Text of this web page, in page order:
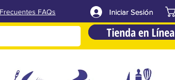
FAQs Iniciar Sesión
Tienda en Línea
Tienda en Línea
Iniciar Sesión